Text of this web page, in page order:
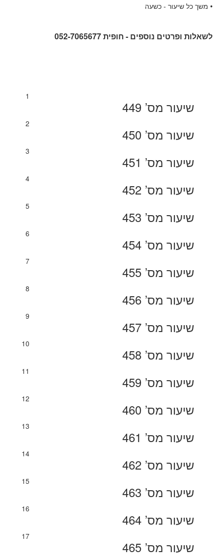
• משך כל שיעור - כשעה
לשאלות ופרטים נוספים - חופית 052-7065677
1
שיעור מס’ 449
2
שיעור מס’ 450
3
שיעור מס’ 451
4
שיעור מס’ 452
5
שיעור מס’ 453
6
שיעור מס’ 454
7
שיעור מס’ 455
8
שיעור מס’ 456
9
שיעור מס’ 457
10
שיעור מס’ 458
11
שיעור מס’ 459
12
שיעור מס’ 460
13
שיעור מס’ 461
14
שיעור מס’ 462
15
שיעור מס’ 463
16
שיעור מס’ 464
17
שיעור מס’ 465